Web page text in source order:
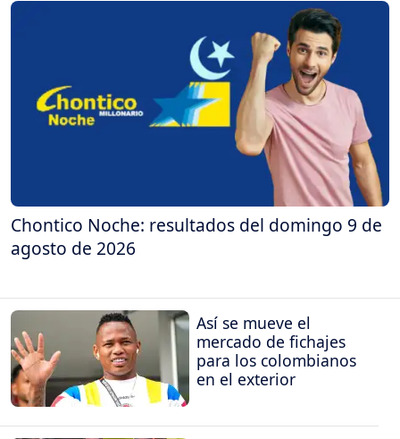
Chontico Noche: resultados del domingo 9 de
agosto de 2026
Así se mueve el
mercado de fichajes
para los colombianos
en el exterior